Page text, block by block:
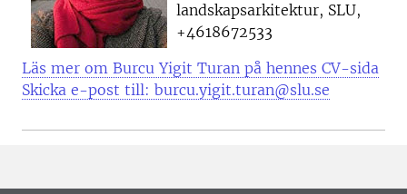
landskapsarkitektur, SLU,
+4618672533
Läs mer om Burcu Yigit Turan på hennes CV-sida
Skicka e-post till: burcu.yigit.turan@slu.se